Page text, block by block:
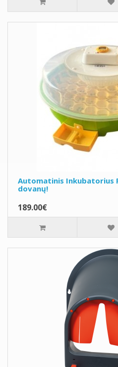
Automatinis Inkubatorius
dovanų!
189.00€